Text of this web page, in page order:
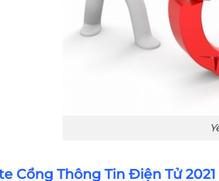
Cổng Thông Tin Điện Tử 2021